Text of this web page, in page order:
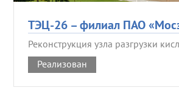
ТЭЦ-26 – филиал ПАО
Реконструкция узла разгрузки
Реализован